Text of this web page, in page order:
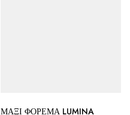
ΜΑΞΙ ΦΟΡΕΜΑ LUMINA